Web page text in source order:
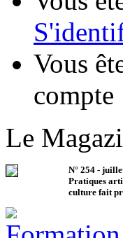
Vous
compte
Le
N° 254 -
Pratiques
culture fait